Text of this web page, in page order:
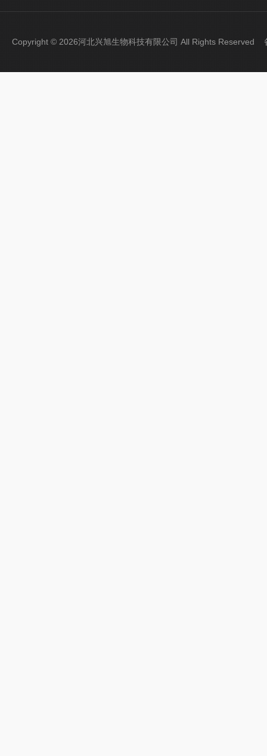
Copyright © 2026河北兴旭生物科技有限公司 All Rights Reserved